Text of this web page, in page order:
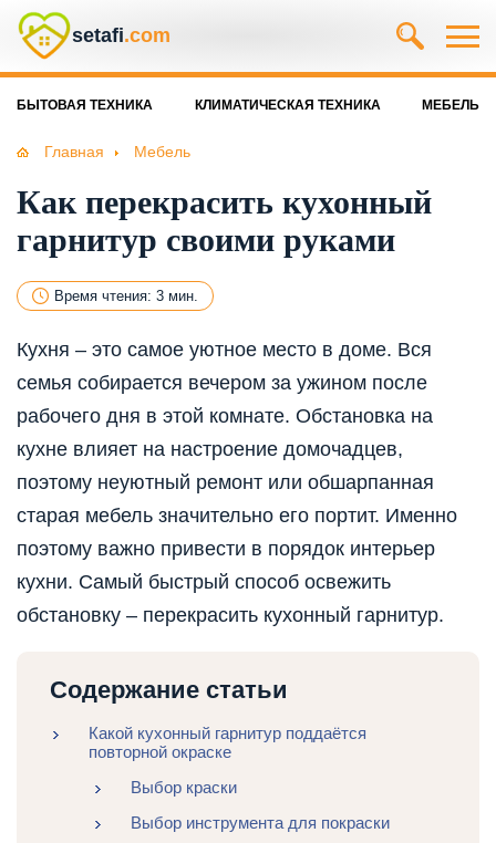
setafi.com
БЫТОВАЯ ТЕХНИКА КЛИМАТИЧЕСКАЯ ТЕХНИКА МЕБЕЛЬ
Главная Мебель
Как перекрасить кухонный
гарнитур своими руками
Время чтения: 3 мин.
Кухня – это самое уютное место в доме. Вся
семья собирается вечером за ужином после
рабочего дня в этой комнате. Обстановка на
кухне влияет на настроение домочадцев,
поэтому неуютный ремонт или обшарпанная
старая мебель значительно его портит. Именно
поэтому важно привести в порядок интерьер
кухни. Самый быстрый способ освежить
обстановку – перекрасить кухонный гарнитур.
Содержание статьи
Какой кухонный гарнитур поддаётся
повторной окраске
Выбор краски
Выбор инструмента для покраски